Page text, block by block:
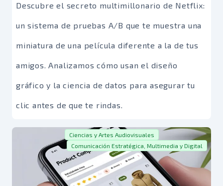
Descubre el secreto multimillonario de Netflix:
un sistema de pruebas A/B que te muestra una
miniatura de una película diferente a la de tus
amigos. Analizamos cómo usan el diseño
gráfico y la ciencia de datos para asegurar tu
clic antes de que te rindas.
Ciencias y Artes Audiovisuales
Comunicación Estratégica, Multimedia y Digital